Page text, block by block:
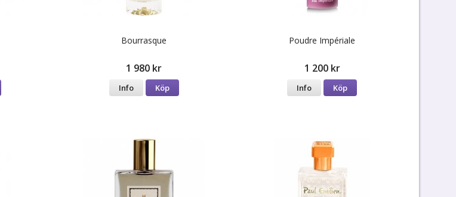
Bourrasque
1 980 kr
Info Köp
Poudre Impériale
1 200 kr
Info Köp